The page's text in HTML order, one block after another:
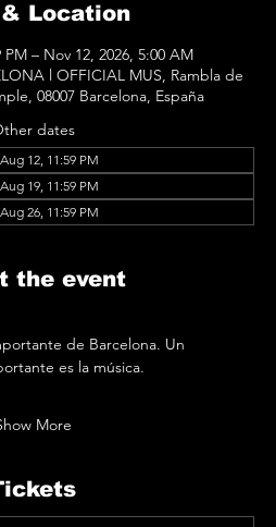
Location
PM – Nov 12, 2026, 5:00 AM
l OFFICIAL MUS, Rambla de
08007 Barcelona, España
dates
12, 11:59 PM
19, 11:59 PM
26, 11:59 PM
the event
de Barcelona. Un
es la música.
More